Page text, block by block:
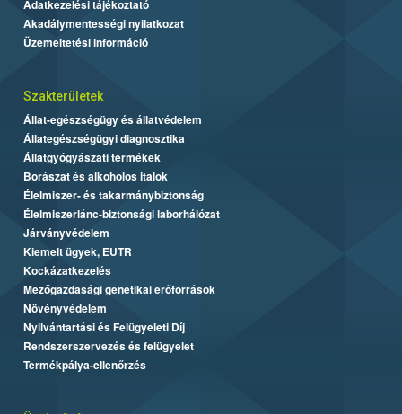
Adatkezelési tájékoztató
Akadálymentességi nyilatkozat
Üzemeltetési információ
Szakterületek
Állat-egészségügy és állatvédelem
Állategészségügyi diagnosztika
Állatgyógyászati termékek
Borászat és alkoholos italok
Élelmiszer- és takarmánybiztonság
Élelmiszerlánc-biztonsági laborhálózat
Járványvédelem
Kiemelt ügyek, EUTR
Kockázatkezelés
Mezőgazdasági genetikai erőforrások
Növényvédelem
Nyilvántartási és Felügyeleti Díj
Rendszerszervezés és felügyelet
Termékpálya-ellenőrzés